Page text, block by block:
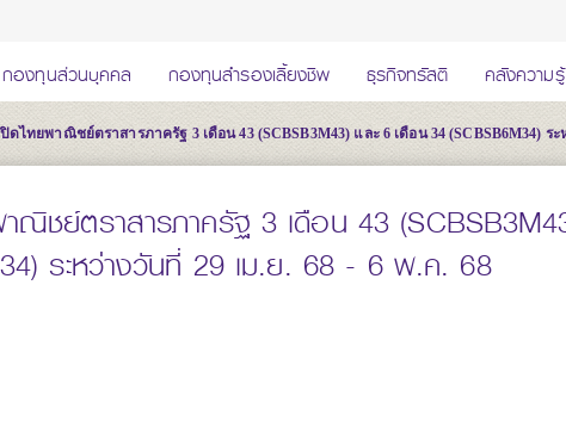
กองทุนส่วนบุคคล กองทุนสำรองเลี้ยงชีพ ธุรกิจทรัสตี คลังความรู้
ดไทยพาณิชย์ตราสารภาครัฐ 3 เดือน 43 (SCBSB3M43) และ 6 เดือน 34 (SCBSB6M34) ระ
าณิชย์ตราสารภาครัฐ 3 เดือน 43
ระหว่างวันที่ 29 เม.ย. 68 - 6 พ.ค. 68